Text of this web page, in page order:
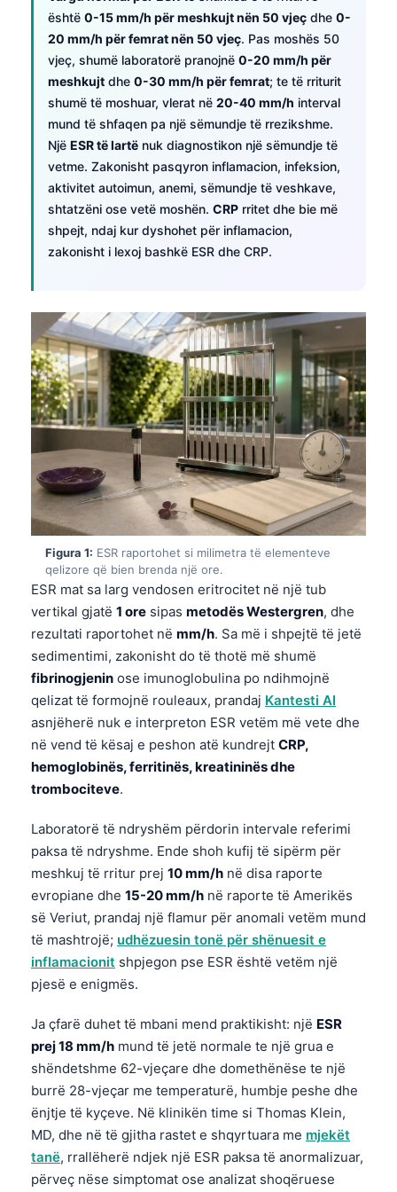
është 0-15 mm/h për meshkujt nën 50 vjeç dhe 0-
20 mm/h për femrat nën 50 vjeç. Pas moshës 50
vjeç, shumë laboratorë pranojnë 0-20 mm/h për
meshkujt dhe 0-30 mm/h për femrat; te të rriturit
shumë të moshuar, vlerat në 20-40 mm/h interval
mund të shfaqen pa një sëmundje të rrezikshme.
Një ESR të lartë nuk diagnostikon një sëmundje të
vetme. Zakonisht pasqyron inflamacion, infeksion,
aktivitet autoimun, anemi, sëmundje të veshkave,
shtatzëni ose vetë moshën. CRP rritet dhe bie më
shpejt, ndaj kur dyshohet për inflamacion,
zakonisht i lexoj bashkë ESR dhe CRP.
Figura 1: ESR raportohet si milimetra të elementeve
qelizore që bien brenda një ore.
ESR mat sa larg vendosen eritrocitet në një tub
vertikal gjatë 1 ore sipas metodës Westergren, dhe
rezultati raportohet në mm/h. Sa më i shpejtë të jetë
sedimentimi, zakonisht do të thotë më shumë
fibrinogjenin ose imunoglobulina po ndihmojnë
qelizat të formojnë rouleaux, prandaj Kantesti AI
asnjëherë nuk e interpreton ESR vetëm më vete dhe
në vend të kësaj e peshon atë kundrejt CRP,
hemoglobinës, ferritinës, kreatininës dhe
trombociteve.
Laboratorë të ndryshëm përdorin intervale referimi
paksa të ndryshme. Ende shoh kufij të sipërm për
meshkuj të rritur prej 10 mm/h në disa raporte
evropiane dhe 15-20 mm/h në raporte të Amerikës
së Veriut, prandaj një flamur për anomali vetëm mund
të mashtrojë; udhëzuesin tonë për shënuesit e
inflamacionit shpjegon pse ESR është vetëm një
pjesë e enigmës.
Ja çfarë duhet të mbani mend praktikisht: një ESR
prej 18 mm/h mund të jetë normale te një grua e
shëndetshme 62-vjeçare dhe domethënëse te një
burrë 28-vjeçar me temperaturë, humbje peshe dhe
ënjtje të kyçeve. Në klinikën time si Thomas Klein,
MD, dhe në të gjitha rastet e shqyrtuara me mjekët
tanë, rrallëherë ndjek një ESR paksa të anormalizuar,
përveç nëse simptomat ose analizat shoqëruese